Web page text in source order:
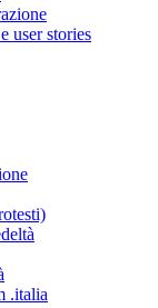
user stories
.italia